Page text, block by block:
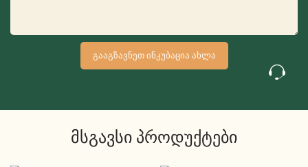
ᲒᲐᲐᲒᲖᲐᲕᲜᲔᲗ ᲘᲜᲙᲣᲑᲐᲪᲘᲐ ᲐᲮᲚᲐ
Მსგავსი Პროდუქტები